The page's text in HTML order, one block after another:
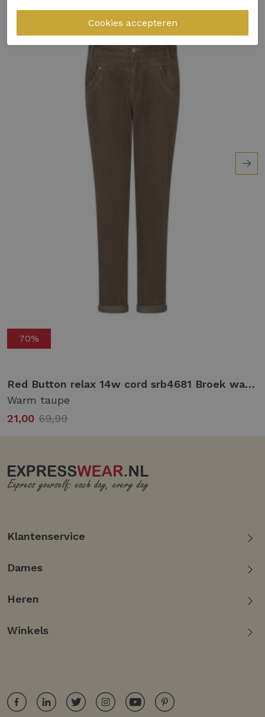
70%
Red Button relax 14w cord srb4681 Broek warm taupe
Warm taupe
21,00 69,99
Klantenservice
Dames
Heren
Winkels